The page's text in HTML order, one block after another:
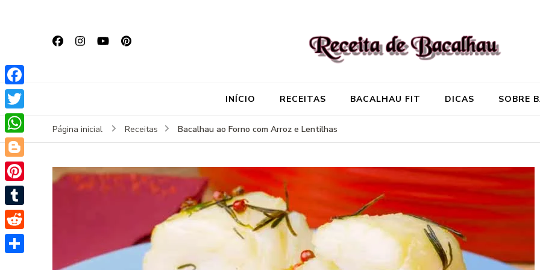
INÍCIO RECEITAS BACALHAU FIT DICAS SOBRE
Página inicial Receitas Bacalhau ao Forno com Arroz e Lentilhas
Facebook
Twitter
WhatsApp
Blogger
Pinterest
Tumblr
Reddit